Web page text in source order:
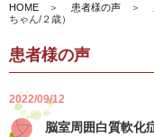
HOME ＞ 患者様の声 ＞
ちゃん/２歳）
患者様の声
2022/09/12
脳室周囲白質軟化